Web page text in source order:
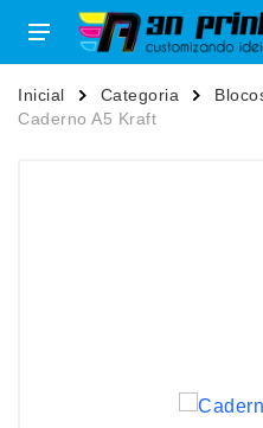
Inicial Categoria
Caderno A5 Kraft